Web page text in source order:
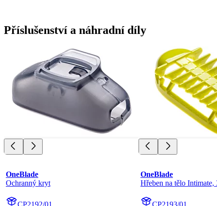
Příslušenství a náhradní díly
OneBlade
Ochranný kryt
OneBlade
Hřeben na tělo Intimate,